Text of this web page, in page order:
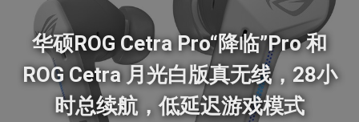
华硕ROG Cetra Pro“降临”Pro 和
ROG Cetra 月光白版真无线，28小
时总续航，低延迟游戏模式